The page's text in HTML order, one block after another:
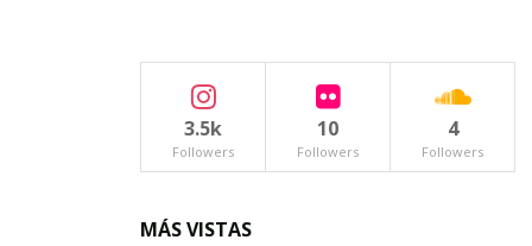
3.5k
Followers
10
Followers
4
Followers
MÁS VISTAS